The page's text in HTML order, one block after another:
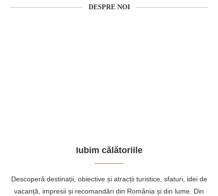
DESPRE NOI
Iubim călătoriile
Descoperă destinații, obiective și atracții turistice, sfaturi, idei de
vacanță, impresii și recomandări din România și din lume. Din